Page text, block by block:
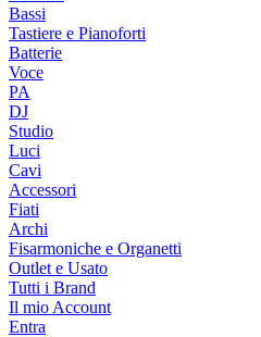
Bassi
Tastiere e Pianoforti
Batterie
Voce
PA
DJ
Studio
Luci
Cavi
Accessori
Fiati
Archi
Fisarmoniche e Organetti
Outlet e Usato
Tutti i Brand
Il mio Account
Entra